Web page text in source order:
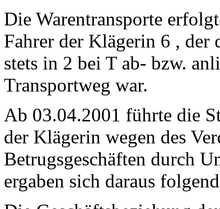
Die Warentransporte
Fahrer der Klägerin 6 , der
stets in 2 bei T ab- bzw.
Transportweg war.
Ab 03.04.2001 führte die
der Klägerin wegen des
Betrugsgeschäften durch
ergaben sich daraus